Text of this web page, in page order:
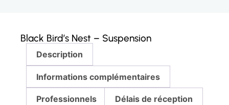
Black Bird’s Nest – Suspension
Description
Informations complémentaires
Professionnels Délais de réception